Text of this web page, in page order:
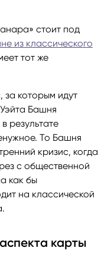
стоит под
из классического
тот же
за которым идут
Башня
результате
То Башня
кризис, когда
с общественной
как бы
на классической
карты